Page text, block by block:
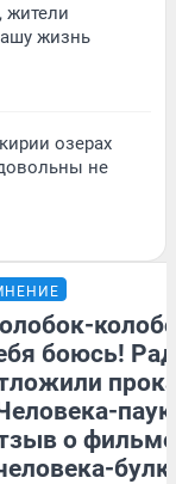
жители
жизнь
озерах
не
боюсь!
о